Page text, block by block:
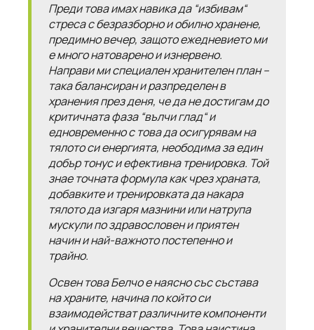
Преди това имах навика да “избивам“
стреса с безразборно и обилно хранене,
предимно вечер, защото ежедневието ми
е много натоварено и изнервено.
Направи ми специален хранителен план –
така балансиран и разпределен в
хранения през деня, че да не достигам до
критичната фаза “вълчи глад“ и
едновременно с това да осигурявам на
тялото си енергията, неободима за един
добър тонус и ефективна тренировка. Той
знае точната формула как чрез храната,
добавките и тренировката да накара
тялото да изгаря мазнини или натрупа
мускули по здравословен и приятен
начин и най-важното постепенно и
трайно.
Освен това Белчо е наясно със състава
на храните, начина по който си
взаимодействат различните компоненти